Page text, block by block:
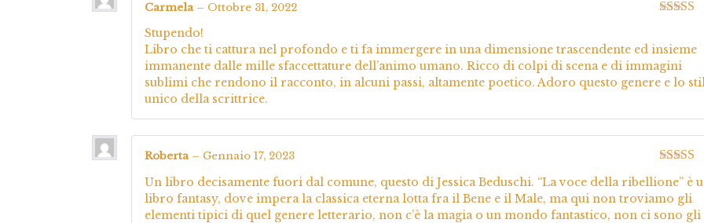
Carmela – Ottobre 31, 2022
Stupendo!
Libro che ti cattura nel profondo e ti fa immergere in una dimensione trascendente ed insieme
immanente dalle mille sfaccettature dell’animo umano. Ricco di colpi di scena e di immagini
sublimi che rendono il racconto, in alcuni passi, altamente poetico. Adoro questo genere e lo
unico della scrittrice.
5
Roberta – Gennaio 17, 2023
Un libro decisamente fuori dal comune, questo di Jessica Beduschi. “La voce della ribellione” è
libro fantasy, dove impera la classica eterna lotta fra il Bene e il Male, ma qui non troviamo gli
elementi tipici di quel genere letterario, non c’è la magia o un mondo fantastico, non ci sono gli